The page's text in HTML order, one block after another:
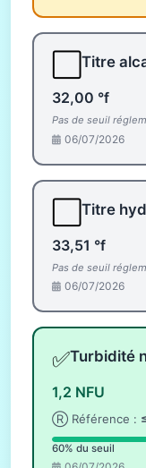
Titre
32,00 °f
Pas de seuil
06/07/2026
Titre
33,51 °f
Pas de seuil
06/07/2026
✅Turbidité
1,2 NFU
Ⓡ Référence :
60% du seuil